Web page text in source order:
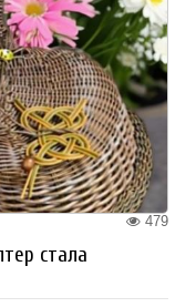
479
стала